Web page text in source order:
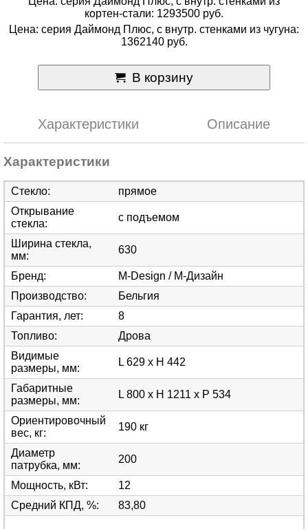
кортен-стали: 1293500 руб.
Цена: серия Даймонд Плюс, с внутр. стенками из чугуна:
1362140 руб.
В корзину
Характеристики Описание
Характеристики
Стекло:
прямое
Открывание
стекла:
с подъемом
Ширина стекла,
мм:
630
Бренд:
M-Design / М-Дизайн
Производство:
Бельгия
Гарантия, лет:
8
Топливо:
Дрова
Видимые
размеры, мм:
L 629 x H 442
Габаритные
размеры, мм:
L 800 x H 1211 x P 534
Ориентировочный
вес, кг:
190 кг
Диаметр
патрубка, мм:
200
Мощность, кВт:
12
Средний КПД, %: 83,80